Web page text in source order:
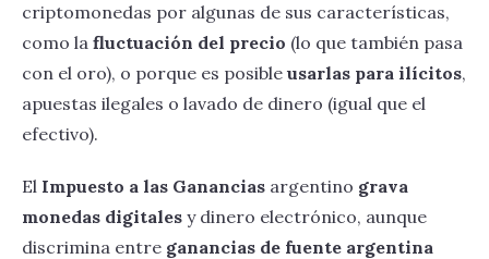
criptomonedas por algunas de sus características,
como la fluctuación del precio (lo que también pasa
con el oro), o porque es posible usarlas para ilícitos,
apuestas ilegales o lavado de dinero (igual que el
efectivo).
El Impuesto a las Ganancias argentino grava
monedas digitales y dinero electrónico, aunque
discrimina entre ganancias de fuente argentina